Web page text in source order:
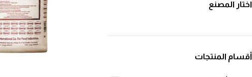
اختار المصنع
أقسام المنتجات